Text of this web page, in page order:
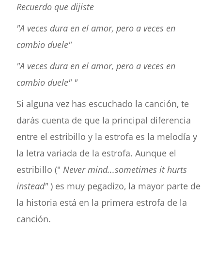
Recuerdo que dijiste
"A veces dura en el amor, pero a veces en
cambio duele"
"A veces dura en el amor, pero a veces en
cambio duele" "
Si alguna vez has escuchado la canción, te
darás cuenta de que la principal diferencia
entre el estribillo y la estrofa es la melodía y
la letra variada de la estrofa. Aunque el
estribillo (" Never mind...sometimes it hurts
instead") es muy pegadizo, la mayor parte de
la historia está en la primera estrofa de la
canción.